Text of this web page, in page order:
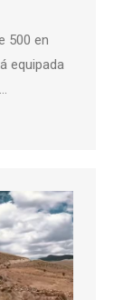
500 en
equipada